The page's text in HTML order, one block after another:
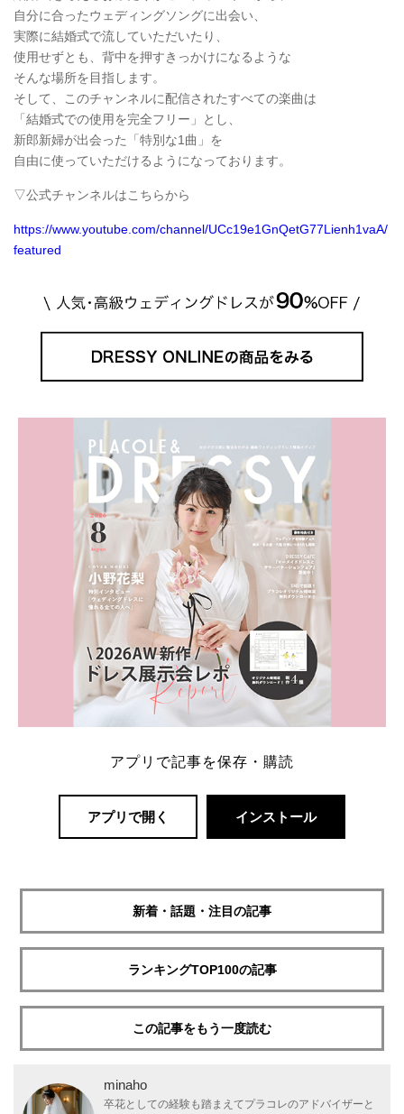
自分に合ったウェディングソングに出会い、
実際に結婚式で流していただいたり、
使用せずとも、背中を押すきっかけになるような
そんな場所を目指します。
そして、このチャンネルに配信されたすべての楽曲は
「結婚式での使用を完全フリー」とし、
新郎新婦が出会った「特別な1曲」を
自由に使っていただけるようになっております。
▽公式チャンネルはこちらから
https://www.youtube.com/channel/UCc19e1GnQetG77Lienh1vaA/
featured
アプリで記事を保存・購読
アプリで開く インストール
新着・話題・注目の記事
ランキングTOP100の記事
この記事をもう一度読む
minaho
卒花としての経験も踏まえてプラコレのアドバイザーと